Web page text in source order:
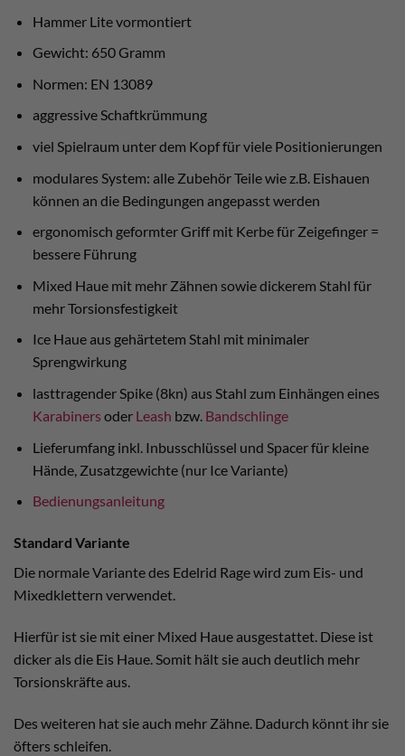
Hammer Lite vormontiert
Gewicht: 650 Gramm
Normen: EN 13089
aggressive Schaftkrümmung
viel Spielraum unter dem Kopf für viele Positionierungen
modulares System: alle Zubehör Teile wie z.B. Eishauen
können an die Bedingungen angepasst werden
ergonomisch geformter Griff mit Kerbe für Zeigefinger =
bessere Führung
Mixed Haue mit mehr Zähnen sowie dickerem Stahl für
mehr Torsionsfestigkeit
Ice Haue aus gehärtetem Stahl mit minimaler
Sprengwirkung
lasttragender Spike (8kn) aus Stahl zum Einhängen eines
Karabiners oder Leash bzw. Bandschlinge
Lieferumfang inkl. Inbusschlüssel und Spacer für kleine
Hände, Zusatzgewichte (nur Ice Variante)
Bedienungsanleitung
Standard Variante
Die normale Variante des Edelrid Rage wird zum Eis- und
Mixedklettern verwendet.
Hierfür ist sie mit einer Mixed Haue ausgestattet. Diese ist
dicker als die Eis Haue. Somit hält sie auch deutlich mehr
Torsionskräfte aus.
Des weiteren hat sie auch mehr Zähne. Dadurch könnt ihr sie
öfters schleifen.